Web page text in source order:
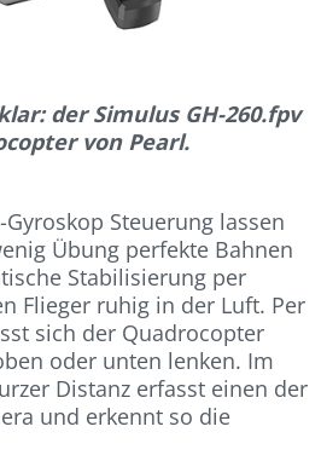
der Simulus GH-260.fpv
von Pearl.
Steuerung lassen
Übung perfekte Bahnen
Stabilisierung per
Flieger ruhig in der Luft. Per
sich der Quadrocopter
oder unten lenken. Im
Distanz erfasst einen der
und erkennt so die